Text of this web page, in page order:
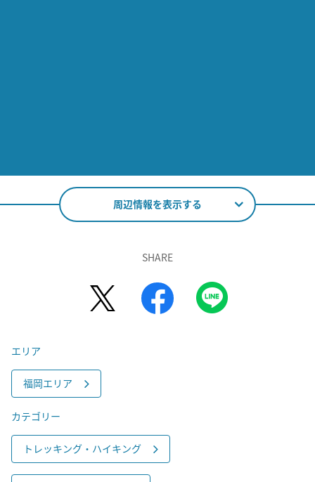
周辺情報を表示する
SHARE
エリア
福岡エリア
カテゴリー
トレッキング・ハイキング